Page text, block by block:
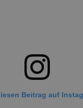
Beitrag auf